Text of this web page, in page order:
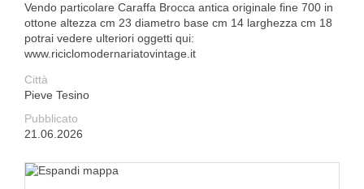
Vendo particolare Caraffa Brocca antica originale fine 700 in
ottone altezza cm 23 diametro base cm 14 larghezza cm 18
potrai vedere ulteriori oggetti qui:
www.riciclomodernariatovintage.it
Città
Pieve Tesino
Pubblicato
21.06.2026